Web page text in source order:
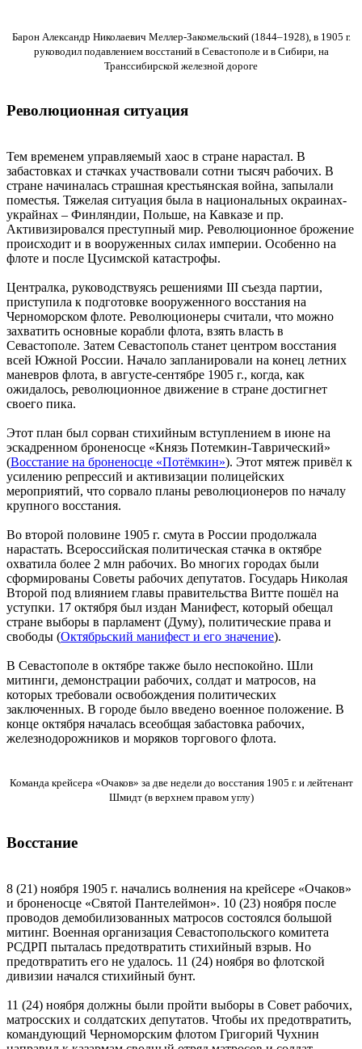
Барон Александр Николаевич Меллер-Закомельский (1844–1928), в 1905 г.
руководил подавлением восстаний в Севастополе и в Сибири, на
Транссибирской железной дороге
Революционная ситуация
Тем временем управляемый хаос в стране нарастал. В
забастовках и стачках участвовали сотни тысяч рабочих. В
стране начиналась страшная крестьянская война, запылали
поместья. Тяжелая ситуация была в национальных окраинах-
украйнах – Финляндии, Польше, на Кавказе и пр.
Активизировался преступный мир. Революционное брожение
происходит и в вооруженных силах империи. Особенно на
флоте и после Цусимской катастрофы.
Централка, руководствуясь решениями III съезда партии,
приступила к подготовке вооруженного восстания на
Черноморском флоте. Революционеры считали, что можно
захватить основные корабли флота, взять власть в
Севастополе. Затем Севастополь станет центром восстания
всей Южной России. Начало запланировали на конец летних
маневров флота, в августе-сентябре 1905 г., когда, как
ожидалось, революционное движение в стране достигнет
своего пика.
Этот план был сорван стихийным вступлением в июне на
эскадренном броненосце «Князь Потемкин-Таврический»
(Восстание на броненосце «Потёмкин»). Этот мятеж привёл к
усилению репрессий и активизации полицейских
мероприятий, что сорвало планы революционеров по началу
крупного восстания.
Во второй половине 1905 г. смута в России продолжала
нарастать. Всероссийская политическая стачка в октябре
охватила более 2 млн рабочих. Во многих городах были
сформированы Советы рабочих депутатов. Государь Николая
Второй под влиянием главы правительства Витте пошёл на
уступки. 17 октября был издан Манифест, который обещал
стране выборы в парламент (Думу), политические права и
свободы (Октябрьский манифест и его значение).
В Севастополе в октябре также было неспокойно. Шли
митинги, демонстрации рабочих, солдат и матросов, на
которых требовали освобождения политических
заключенных. В городе было введено военное положение. В
конце октября началась всеобщая забастовка рабочих,
железнодорожников и моряков торгового флота.
Команда крейсера «Очаков» за две недели до восстания 1905 г. и лейтенант
Шмидт (в верхнем правом углу)
Восстание
8 (21) ноября 1905 г. начались волнения на крейсере «Очаков»
и броненосце «Святой Пантелеймон». 10 (23) ноября после
проводов демобилизованных матросов состоялся большой
митинг. Военная организация Севастопольского комитета
РСДРП пыталась предотвратить стихийный взрыв. Но
предотвратить его не удалось. 11 (24) ноября во флотской
дивизии начался стихийный бунт.
11 (24) ноября должны были пройти выборы в Совет рабочих,
матросских и солдатских депутатов. Чтобы их предотвратить,
командующий Черноморским флотом Григорий Чухнин